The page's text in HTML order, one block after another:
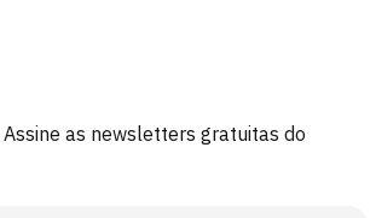
as newsletters gratuitas do